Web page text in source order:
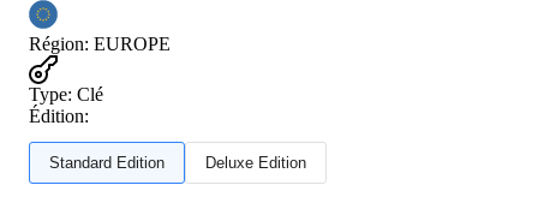
Région: EUROPE
Type: Clé
Édition:
Standard Edition Deluxe Edition